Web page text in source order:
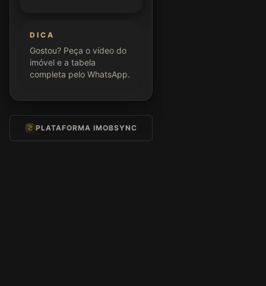
DICA
Gostou? Peça o vídeo do
imóvel e a tabela
completa pelo WhatsApp.
PLATAFORMA IMOBSYNC